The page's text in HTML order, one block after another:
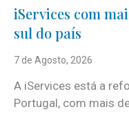
iServices com
sul do país
7 de Agosto, 2026
A iServices está a
Portugal, com mais